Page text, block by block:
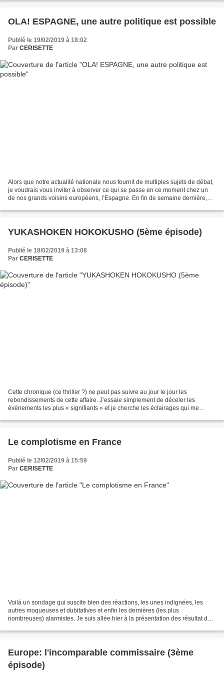
OLA! ESPAGNE, une autre politique est possible
Publié le 19/02/2019 à 18:02
Par CERISETTE
Alors que notre actualité nationale nous fournit de multiples sujets de débat,
je voudrais vous inviter à observer ce qui se passe en ce moment chez un
de nos grands voisins européens, l’Espagne. En fin de semaine dernière,
YUKASHOKEN HOKOKUSHO (5ème épisode)
Publié le 18/02/2019 à 13:08
Par CERISETTE
Cette chronique (ce thriller ?) ne peut pas suivre au jour le jour les
rebondissements de cette affaire. J’essaie simplement de déceler les
évènements les plus « signifiants » et je cherche les éclairages qui me
Le complotisme en France
Publié le 12/02/2019 à 15:59
Par CERISETTE
Voilà un sondage qui suscite bien des réactions, les unes indignées, les
autres moqueuses et dubitatives et enfin les dernières (les plus
nombreuses) alarmistes. Je suis allée hier à la présentation des résultat de
Europe: l'incomparable commissaire (3ème
épisode)